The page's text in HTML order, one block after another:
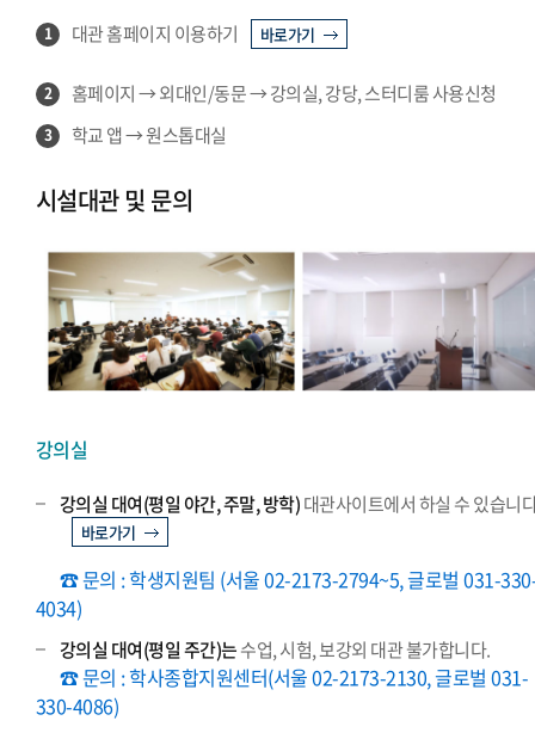
1 대관 홈페이지 이용하기 바로가기
2 홈페이지 → 외대인/동문 → 강의실, 강당, 스터디룸 사용신청
3 학교 앱 → 원스톱대실
시설대관 및 문의
강의실
강의실 대여(평일 야간, 주말, 방학)대관사이트에서 하실 수 있습니
바로가기
☎ 문의 : 학생지원팀 (서울 02-2173-2794~5, 글로벌 031-
4034)
강의실 대여(평일 주간)는수업, 시험, 보강외 대관 불가합니다.
☎ 문의 : 학사종합지원센터(서울 02-2173-2130, 글로벌 031-
330-4086)